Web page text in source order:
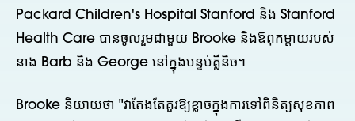
Packard Children's Hospital Stanford និង Stanford
Health Care បានចូលរួមជាមួយ Brooke និងឪពុកម្តាយរបស់
នាង Barb និង George នៅក្នុងបន្ទប់គ្លីនិច។
Brooke និយាយថា "វាតែងតែគួរឱ្យខ្លាចក្នុងការទៅពិនិត្យសុខភាព